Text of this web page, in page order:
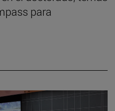
para